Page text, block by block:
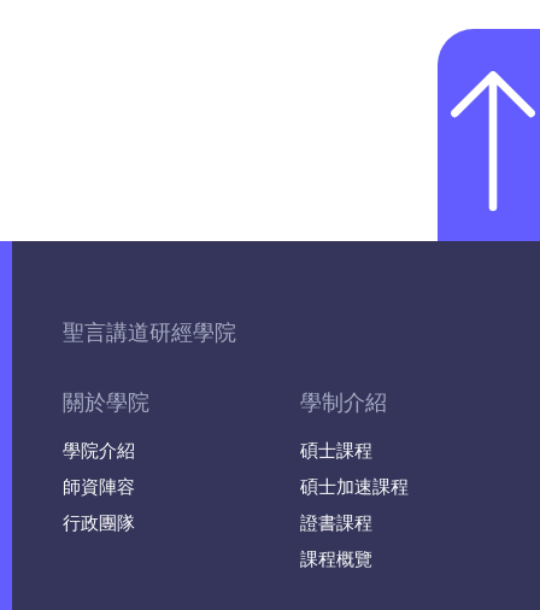
聖言講道研經學院
關於學院
學院介紹
師資陣容
行政團隊
學制介紹
碩士課程
碩士加速課程
證書課程
課程概覽